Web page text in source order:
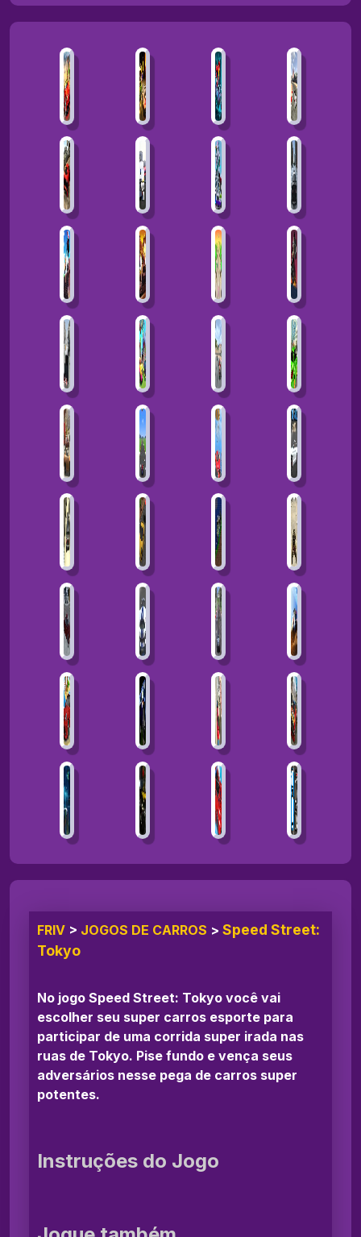
FRIV > JOGOS DE CARROS > Speed Street:
Tokyo
No jogo Speed Street: Tokyo você vai
escolher seu super carros esporte para
participar de uma corrida super irada nas
ruas de Tokyo. Pise fundo e vença seus
adversários nesse pega de carros super
potentes.
Instruções do Jogo